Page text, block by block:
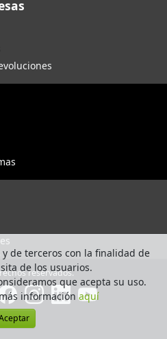
de terceros con la finalidad de
de los usuarios.
que acepta su uso.
informaciónaquí
reservados.